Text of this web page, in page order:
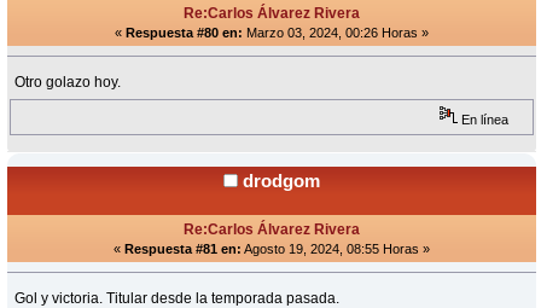
Re:Carlos Álvarez Rivera
« Respuesta #80 en: Marzo 03, 2024, 00:26 Horas »
Otro golazo hoy.
En línea
drodgom
Re:Carlos Álvarez Rivera
« Respuesta #81 en: Agosto 19, 2024, 08:55 Horas »
Gol y victoria. Titular desde la temporada pasada.